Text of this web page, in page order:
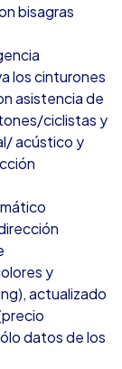
bisagras
los cinturones
asistencia de
ciclistas y
acústico y
y
actualizado
datos de los